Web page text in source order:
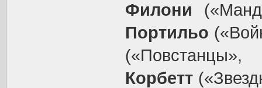
Филони
Портильо
Корбетт